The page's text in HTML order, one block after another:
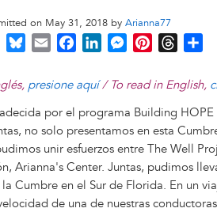
on May 31, 2018 by Arianna77
i
t
u
s
k
y
a
l
c
b
o
o
k
n
e
d
I
n
M
s
e
n
g
e
r
n
e
r
e
s
t
r
a
d
s
a
e
presione aquí/ To read in English,
por el programa Building
no solo presentamos en esta
unir esfuerzos entre The Well
Arianna's Center. Juntas, pudimos
la Cumbre en el Sur de Florida. En un
de una de nuestras